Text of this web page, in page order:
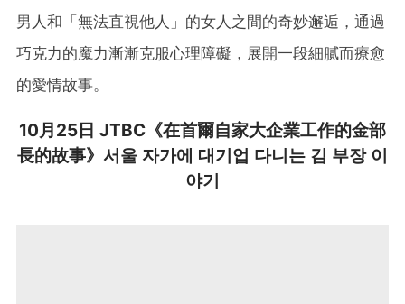
男人和「無法直視他人」的女人之間的奇妙邂逅，通過
巧克力的魔力漸漸克服心理障礙，展開一段細膩而療愈
的愛情故事。
10月25日 JTBC《在首爾自家大企業工作的金部
長的故事》서울 자가에 대기업 다니는 김 부장 이
야기